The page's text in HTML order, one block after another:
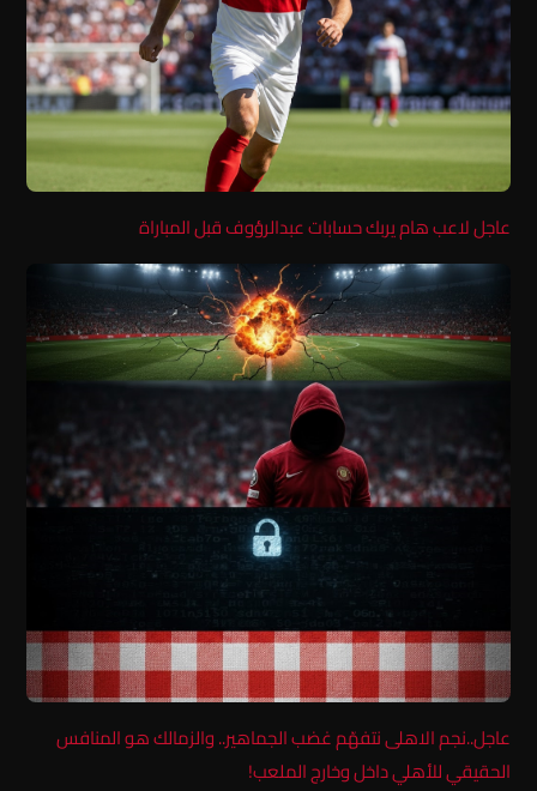
عاجل لاعب هام يربك حسابات عبدالرؤوف قبل المباراة
عاجل..نجم الاهلى نتفهّم غضب الجماهير.. والزمالك هو المنافس
الحقيقي للأهلي داخل وخارج الملعب!